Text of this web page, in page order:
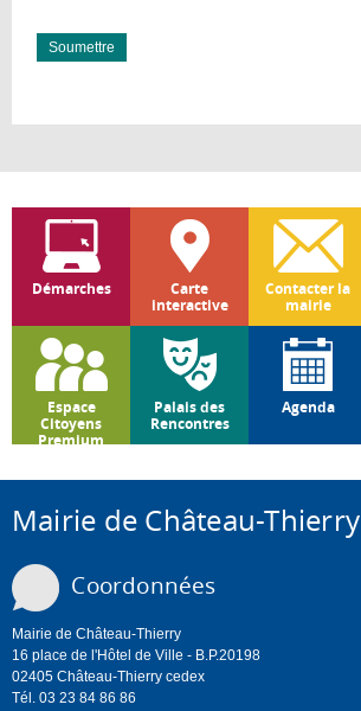
Démarches
Carte
interactive
Contacter la
mairie
Espace
Citoyens
Premium
Palais des
Rencontres
Agenda
Mairie de Château-Thierry
Coordonnées
Mairie de Château-Thierry
16 place de l'Hôtel de Ville - B.P.20198
02405 Château-Thierry cedex
Tél. 03 23 84 86 86